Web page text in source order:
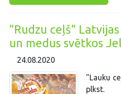
"Rudzu ceļš"
un medus svētkos
24.08.2020
"Lauku
plkst.